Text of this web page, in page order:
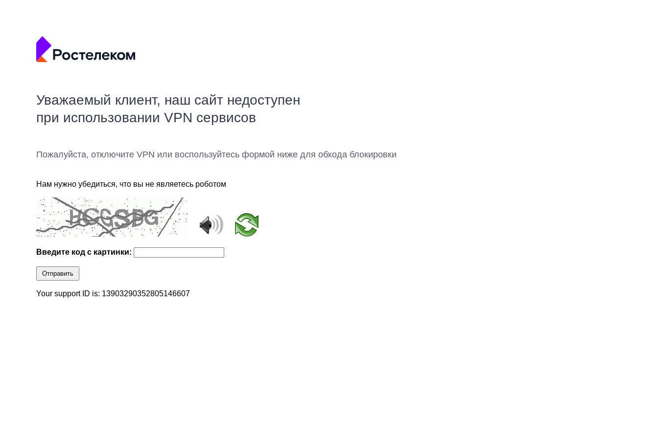
Уважаемый клиент, наш сайт недоступен
при использовании VPN сервисов
Пожалуйста, отключите VPN или воспользуйтесь формой ниже для обхода блокировки
Нам нужно убедиться, что вы не являетесь роботом
Введите код с картинки:
Отправить
Your support ID is: 13903290352805146607